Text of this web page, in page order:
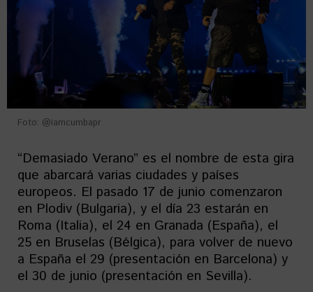
Foto: @iamcumbapr
“Demasiado Verano” es el nombre de esta gira
que abarcará varias ciudades y países
europeos. El pasado 17 de junio comenzaron
en Plodiv (Bulgaria), y el día 23 estarán en
Roma (Italia), el 24 en Granada (España), el
25 en Bruselas (Bélgica), para volver de nuevo
a España el 29 (presentación en Barcelona) y
el 30 de junio (presentación en Sevilla).